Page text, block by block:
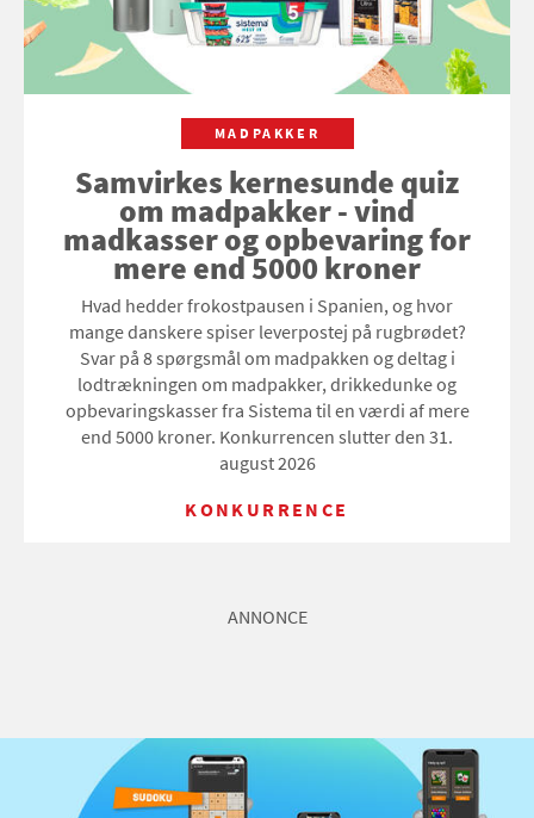
MADPAKKER
Samvirkes kernesunde quiz
om madpakker - vind
madkasser og opbevaring for
mere end 5000 kroner
Hvad hedder frokostpausen i Spanien, og hvor
mange danskere spiser leverpostej på rugbrødet?
Svar på 8 spørgsmål om madpakken og deltag i
lodtrækningen om madpakker, drikkedunke og
opbevaringskasser fra Sistema til en værdi af mere
end 5000 kroner. Konkurrencen slutter den 31.
august 2026
KONKURRENCE
ANNONCE